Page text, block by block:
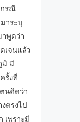
กรณี
าระบุ
าพูดว่า
เจนแล้ว
มิ มี
รั้งที่
นคิดว่า
ตรงไป
เพราะมี